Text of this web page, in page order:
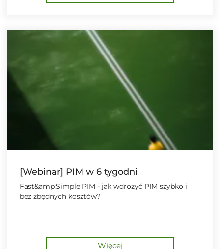
[Webinar] PIM w 6 tygodni
Fast&amp;Simple PIM - jak wdrożyć PIM szybko i
bez zbędnych kosztów?
Więcej